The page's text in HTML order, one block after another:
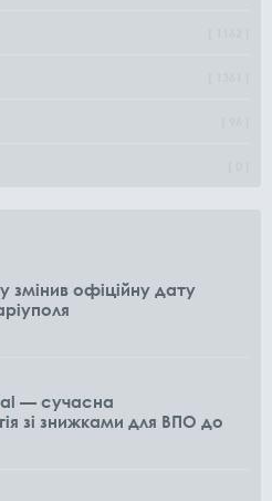
змінив офіційну дату
— сучасна
зі знижками для ВПО до